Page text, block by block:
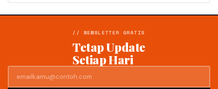
// NEWSLETTER GRATIS
Tetap Update
Setiap Hari